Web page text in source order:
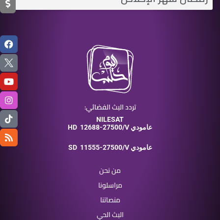
تردد البث الفضائي:
NILESAT
HD
12688-27500/V عامودي
SD 11555-27500/V عامودي
من نحن
مراسلونا
منصاتنا
البث الحي